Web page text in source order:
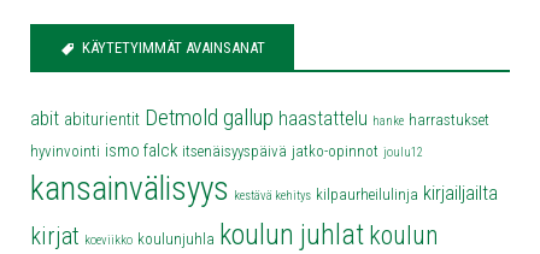
KÄYTETYIMMÄT AVAINSANAT
abit abiturientit Detmold gallup haastattelu hanke harrastukset
hyvinvointi ismo falck itsenäisyyspäivä jatko-opinnot joulu12
kansainvälisyys kestävä kehitys kilpaurheilulinja kirjailjailta
kirjat koeviikko koulunjuhla koulun juhlat koulun